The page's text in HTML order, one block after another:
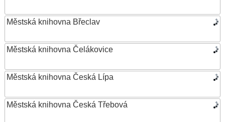
Městská knihovna Břeclav
Městská knihovna Čelákovice
Městská knihovna Česká Lípa
Městská knihovna Česká Třebová